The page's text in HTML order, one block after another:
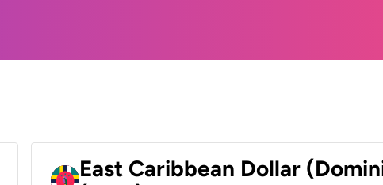
East Caribbean Dollar